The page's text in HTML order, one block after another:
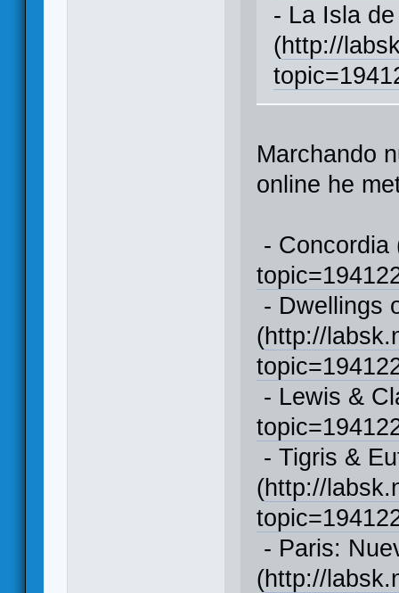
- La Isla
(http://
Marchando
online he
- Concordia
- Dwellings
(http://
- Lewis &
- Tigris &
(http://
- Paris:
(http://